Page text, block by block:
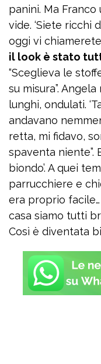
panini. Ma
vide. ‘Siete ricchi
oggi vi chiamerete
il look è stato
“Sceglieva le
su misura”.
lunghi, ondulati.
andavano
retta, mi fidavo,
spaventa niente”.
biondo’. A quei
parrucchiere e
era proprio facile…
casa siamo tutti
Così è diventata